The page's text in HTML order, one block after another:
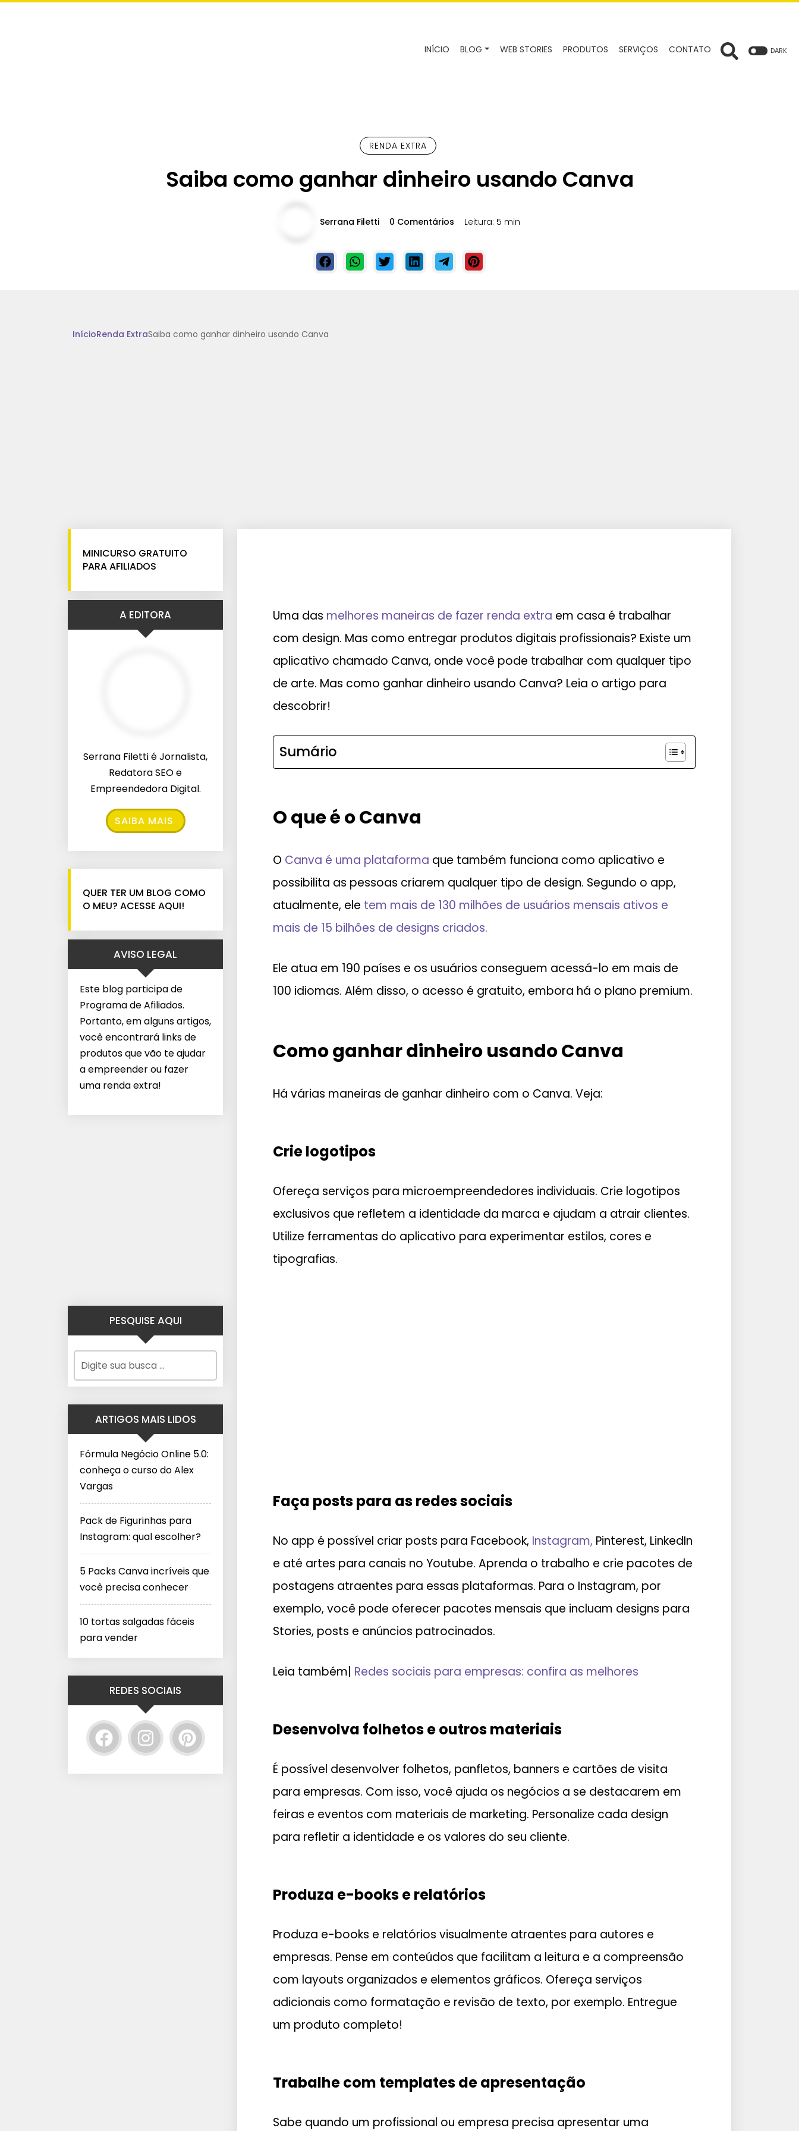
INÍCIO BLOG WEB STORIES PRODUTOS SERVIÇOS CONTATO DARK
RENDA EXTRA
Saiba como ganhar dinheiro usando Canva
Serrana Filetti 0 Comentários Leitura: 5 min
InícioRenda ExtraSaiba como ganhar dinheiro usando Canva
Uma das melhores maneiras de fazer renda extra em casa é trabalhar
com design. Mas como entregar produtos digitais profissionais? Existe um
aplicativo chamado Canva, onde você pode trabalhar com qualquer tipo
de arte. Mas como ganhar dinheiro usando Canva? Leia o artigo para
descobrir!
Sumário
O que é o Canva
O Canva é uma plataforma que também funciona como aplicativo e
possibilita as pessoas criarem qualquer tipo de design. Segundo o app,
atualmente, ele tem mais de 130 milhões de usuários mensais ativos e
mais de 15 bilhões de designs criados.
Ele atua em 190 países e os usuários conseguem acessá-lo em mais de
100 idiomas. Além disso, o acesso é gratuito, embora há o plano premium.
Como ganhar dinheiro usando Canva
Há várias maneiras de ganhar dinheiro com o Canva. Veja:
Crie logotipos
Ofereça serviços para microempreendedores individuais. Crie logotipos
exclusivos que refletem a identidade da marca e ajudam a atrair clientes.
Utilize ferramentas do aplicativo para experimentar estilos, cores e
tipografias.
Faça posts para as redes sociais
No app é possível criar posts para Facebook, Instagram, Pinterest, LinkedIn
e até artes para canais no Youtube. Aprenda o trabalho e crie pacotes de
postagens atraentes para essas plataformas. Para o Instagram, por
exemplo, você pode oferecer pacotes mensais que incluam designs para
Stories, posts e anúncios patrocinados.
Leia também| Redes sociais para empresas: confira as melhores
Desenvolva folhetos e outros materiais
É possível desenvolver folhetos, panfletos, banners e cartões de visita
para empresas. Com isso, você ajuda os negócios a se destacarem em
feiras e eventos com materiais de marketing. Personalize cada design
para refletir a identidade e os valores do seu cliente.
Produza e-books e relatórios
Produza e-books e relatórios visualmente atraentes para autores e
empresas. Pense em conteúdos que facilitam a leitura e a compreensão
com layouts organizados e elementos gráficos. Ofereça serviços
adicionais como formatação e revisão de texto, por exemplo. Entregue
um produto completo!
Trabalhe com templates de apresentação
Sabe quando um profissional ou empresa precisa apresentar uma
MINICURSO GRATUITO
PARA AFILIADOS
A EDITORA
Serrana Filetti é Jornalista,
Redatora SEO e
Empreendedora Digital.
SAIBA MAIS
QUER TER UM BLOG COMO
O MEU? ACESSE AQUI!
AVISO LEGAL
Este blog participa de
Programa de Afiliados.
Portanto, em alguns artigos,
você encontrará links de
produtos que vão te ajudar
a empreender ou fazer
uma renda extra!
PESQUISE AQUI
ARTIGOS MAIS LIDOS
Fórmula Negócio Online 5.0:
conheça o curso do Alex
Vargas
Pack de Figurinhas para
Instagram: qual escolher?
5 Packs Canva incríveis que
você precisa conhecer
10 tortas salgadas fáceis
para vender
REDES SOCIAIS